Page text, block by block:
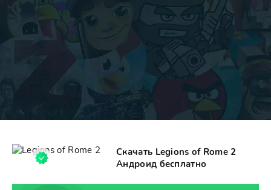
Скачать Legions of Rome 2
Андроид бесплатно